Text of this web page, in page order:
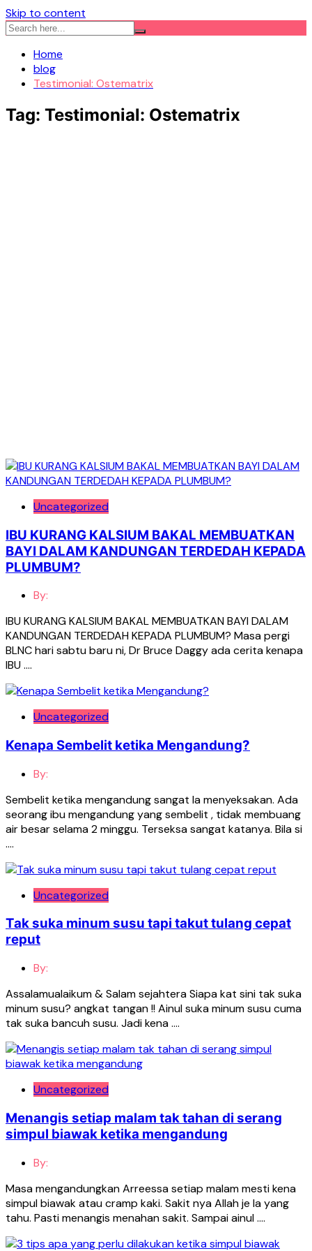
Skip to content
Home
blog
Testimonial: Ostematrix
Tag: Testimonial: Ostematrix
Uncategorized
IBU KURANG KALSIUM BAKAL MEMBUATKAN
BAYI DALAM KANDUNGAN TERDEDAH KEPADA
PLUMBUM?
By:
IBU KURANG KALSIUM BAKAL MEMBUATKAN BAYI DALAM
KANDUNGAN TERDEDAH KEPADA PLUMBUM? Masa pergi
BLNC hari sabtu baru ni, Dr Bruce Daggy ada cerita kenapa
IBU ….
Uncategorized
Kenapa Sembelit ketika Mengandung?
By:
Sembelit ketika mengandung sangat la menyeksakan. Ada
seorang ibu mengandung yang sembelit , tidak membuang
air besar selama 2 minggu. Terseksa sangat katanya. Bila si
….
Uncategorized
Tak suka minum susu tapi takut tulang cepat
reput
By:
Assalamualaikum & Salam sejahtera Siapa kat sini tak suka
minum susu? angkat tangan !! Ainul suka minum susu cuma
tak suka bancuh susu. Jadi kena ….
Uncategorized
Menangis setiap malam tak tahan di serang
simpul biawak ketika mengandung
By:
Masa mengandungkan Arreessa setiap malam mesti kena
simpul biawak atau cramp kaki. Sakit nya Allah je la yang
tahu. Pasti menangis menahan sakit. Sampai ainul ….